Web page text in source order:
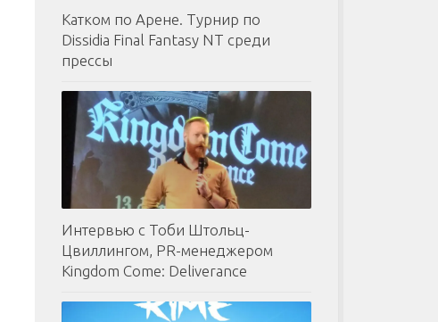
Катком по Арене. Турнир по
Dissidia Final Fantasy NT среди
прессы
Интервью с Тоби Штольц-
Цвиллингом, PR-менеджером
Kingdom Come: Deliverance